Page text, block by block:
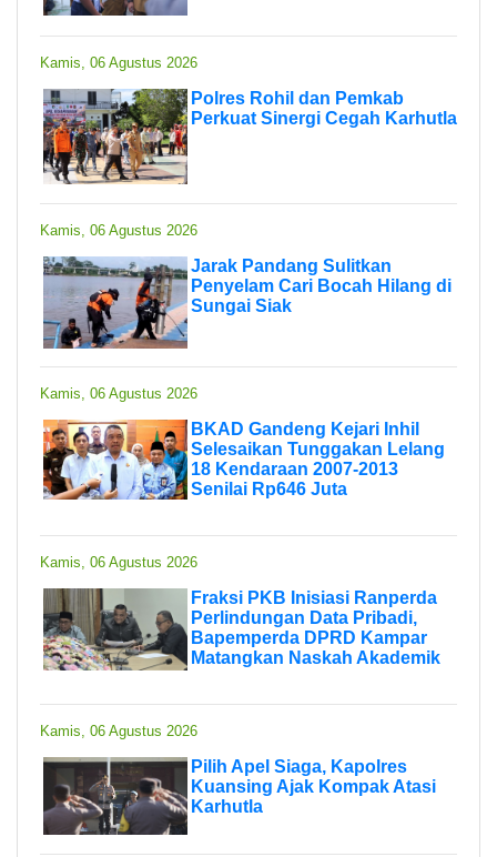
Kamis, 06 Agustus 2026
Polres Rohil dan Pemkab
Perkuat Sinergi Cegah Karhutla
Kamis, 06 Agustus 2026
Jarak Pandang Sulitkan
Penyelam Cari Bocah Hilang di
Sungai Siak
Kamis, 06 Agustus 2026
BKAD Gandeng Kejari Inhil
Selesaikan Tunggakan Lelang
18 Kendaraan 2007-2013
Senilai Rp646 Juta
Kamis, 06 Agustus 2026
Fraksi PKB Inisiasi Ranperda
Perlindungan Data Pribadi,
Bapemperda DPRD Kampar
Matangkan Naskah Akademik
Kamis, 06 Agustus 2026
Pilih Apel Siaga, Kapolres
Kuansing Ajak Kompak Atasi
Karhutla